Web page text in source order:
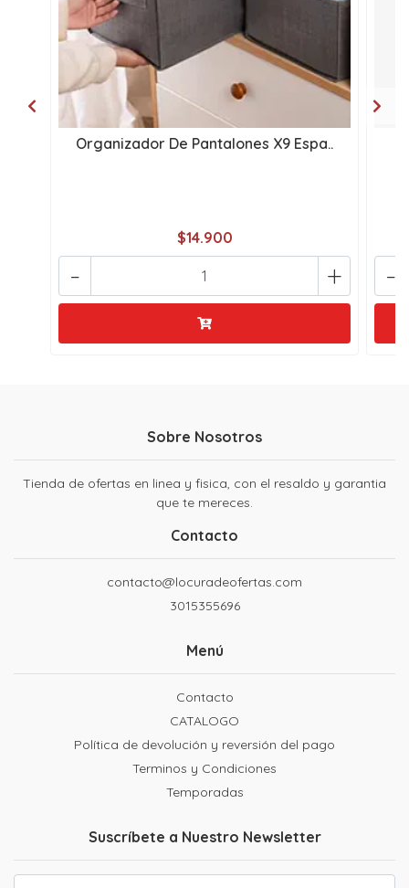
Organizador De Pantalones X9 Espa..
$14.900
+
- -
Sobre Nosotros
Tienda de ofertas en linea y fisica, con el resaldo y garantia
que te mereces.
Contacto
contacto@locuradeofertas.com
3015355696
Menú
Contacto
CATALOGO
Política de devolución y reversión del pago
Terminos y Condiciones
Temporadas
Suscríbete a Nuestro Newsletter